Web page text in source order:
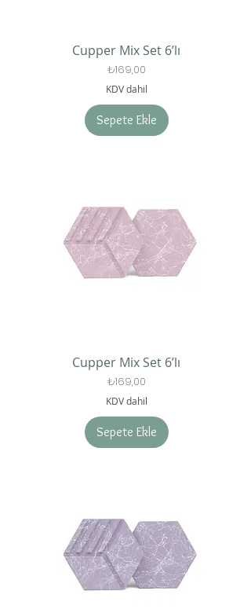
Cupper Mix Set 6’lı
Fiyat
₺169,00
KDV dahil
Sepete Ekle
Cupper Mix Set 6’lı
Fiyat
₺169,00
KDV dahil
Sepete Ekle